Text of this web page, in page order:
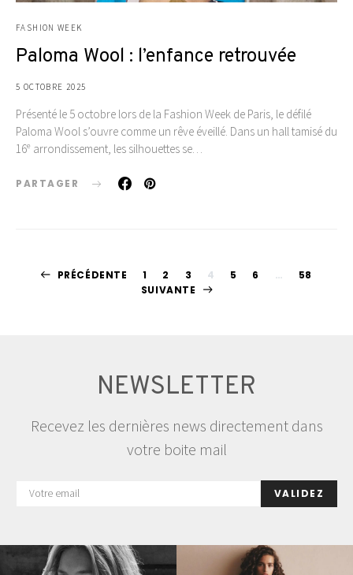
FASHION WEEK
Paloma Wool : l’enfance retrouvée
5 OCTOBRE 2025
Présenté le 5 octobre lors de la Fashion Week de Paris, le défilé
Paloma Wool s’ouvre comme un rêve éveillé. Dans un hall tamisé du
16ᵉ arrondissement, les silhouettes se…
PARTAGER
Pagination
PRÉCÉDENTE 1 2 3 4 5 6 …
58
SUIVANTE
NEWSLETTER
Recevez les dernières news directement dans
votre boite mail
VALIDEZ